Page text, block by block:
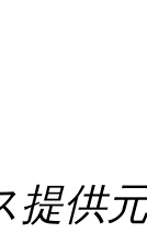
提供